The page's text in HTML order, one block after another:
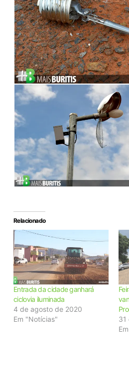
Relacionado
Entrada da cidade ganhará
ciclovia iluminada
4 de agosto de 2020
Em "Notícias"
31